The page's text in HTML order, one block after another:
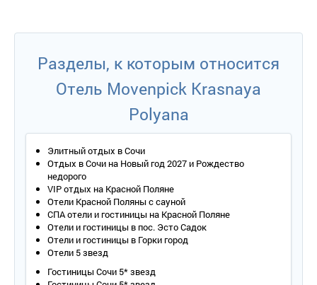
телефон, сейф, утюг и гладильная доска.
Санузел – ванна-джакузи, фен, подогреваемый пол,
косметические средства для ванны, набор полотенец, халат,
тапочки.
- уборка номера – ежедневно;
- смена белья – ежедневно;
- смена полотенец – ежедневно;
- доставка газет по запросу;
- услуги няни по запросу;
- услуги СПА-массажа в номере.
2-местный 7-комнатный двухэтажный номер «Люкс Красная
поляна»
Разделы, к которым относится
Отель Movenpick Krasnaya
Polyana
Элитный отдых в Сочи
Отдых в Сочи на Новый год 2027 и Рождество
недорого
VIP отдых на Красной Поляне
Отели Красной Поляны с сауной
СПА отели и гостиницы на Красной Поляне
Отели и гостиницы в пос. Эсто Садок
Отели и гостиницы в Горки город
Отели 5 звезд
Гостиницы Сочи 5* звезд